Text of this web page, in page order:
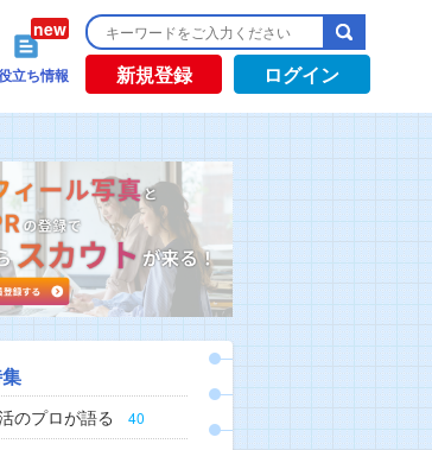
立ち情報 新規登録 ログイン
のプロが語る 40